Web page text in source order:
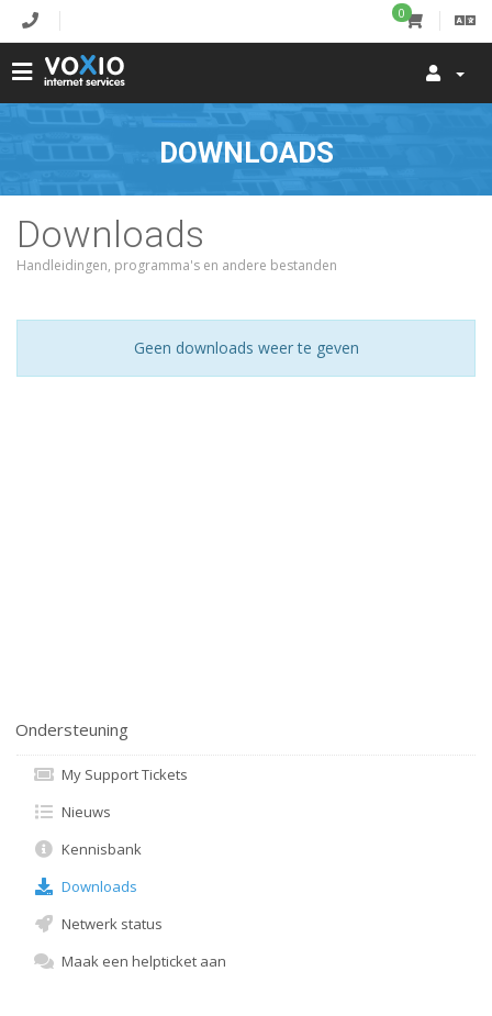
0
DOWNLOADS
Downloads
Handleidingen, programma's en andere bestanden
Geen downloads weer te geven
Ondersteuning
My Support Tickets
Nieuws
Kennisbank
Downloads
Netwerk status
Maak een helpticket aan